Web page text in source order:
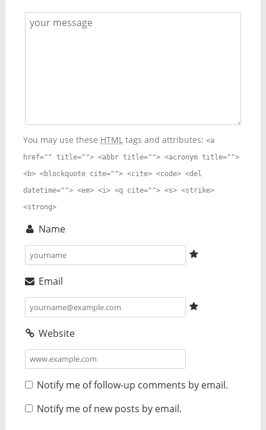
You may use these HTMLtags and attributes: <a
href="" title=""> <abbr title=""> <acronym title="">
<b> <blockquote cite=""> <cite> <code> <del
datetime=""> <em> <i> <q cite=""> <s> <strike>
<strong>
Name
Email
Website
Notify me of follow-up comments by email.
Notify me of new posts by email.